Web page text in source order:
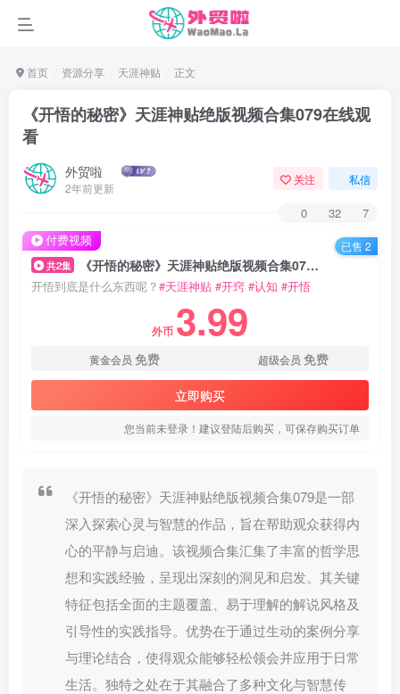
首页 资源分享 天涯神贴 正文
《开悟的秘密》天涯神贴绝版视频合集079在线观
看
外贸啦
2年前更新
关注 私信
0 32 7
共2集 《开悟的秘密》天涯神贴绝版视频合集079在线观看
开悟到底是什么东西呢？#天涯神贴 #开窍 #认知 #开悟
外币 3.99
黄金会员 免费 超级会员 免费
立即购买
您当前未登录！建议登陆后购买，可保存购买订单
付费视频 已售 2
《开悟的秘密》天涯神贴绝版视频合集079是一部
深入探索心灵与智慧的作品，旨在帮助观众获得内
心的平静与启迪。该视频合集汇集了丰富的哲学思
想和实践经验，呈现出深刻的洞见和启发。其关键
特征包括全面的主题覆盖、易于理解的解说风格及
引导性的实践指导。优势在于通过生动的案例分享
与理论结合，使得观众能够轻松领会并应用于日常
生活。独特之处在于其融合了多种文化与智慧传